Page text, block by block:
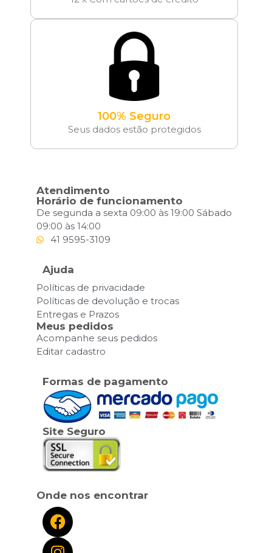
100% Seguro
Seus dados estão protegidos
Atendimento
Horário de funcionamento
De segunda a sexta 09:00 às 19:00 Sábado
09:00 às 14:00
41 9595-3109
Ajuda
Políticas de privacidade
Políticas de devolução e trocas
Entregas e Prazos
Meus pedidos
Acompanhe seus pedidos
Editar cadastro
Formas de pagamento
Site Seguro
Onde nos encontrar